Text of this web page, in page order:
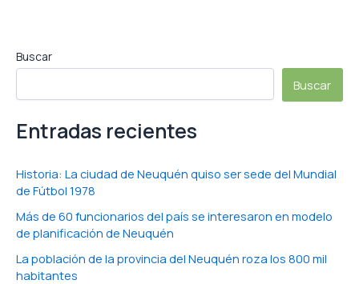
Buscar
Buscar
Entradas recientes
Historia: La ciudad de Neuquén quiso ser sede del Mundial
de Fútbol 1978
Más de 60 funcionarios del país se interesaron en modelo
de planificación de Neuquén
La población de la provincia del Neuquén roza los 800 mil
habitantes